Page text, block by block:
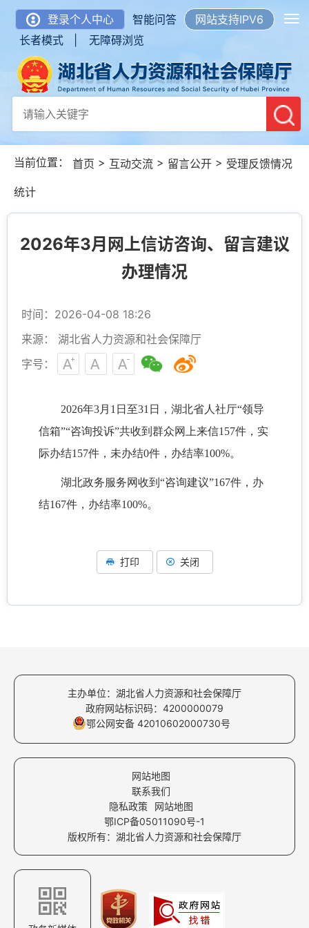
登录个人中心 智能问答
网站支持IPV6
长者模式 |
无障碍浏览
当前位置： 首页 > 互动交流 > 留言公开 > 受理反馈情况
统计
2026年3月网上信访咨询、留言建议
办理情况
时间：2026-04-08 18:26
来源： 湖北省人力资源和社会保障厅
字号：
2026年3月 1日至31 日，湖北省人社厅“领导
信箱”“咨询投诉”共收到群众网上来信157件，实
际办结157件，未办结0件，办结率100%。
湖北政务服务网收到 “咨询建议”167件，办
结167件，办结率100%。
打印 关闭
主办单位：湖北省人力资源和社会保障厅
政府网站标识码：4200000079
鄂公网安备 42010602000730号
网站地图
联系我们
隐私政策
网站地图
鄂ICP备05011090号-1
版权所有：湖北省人力资源和社会保障厅